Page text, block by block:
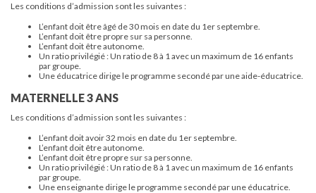
Les conditions d’admission sont les suivantes :
L’enfant doit être âgé de 30 mois en date du 1er septembre.
L’enfant doit être propre sur sa personne.
L’enfant doit être autonome.
Un ratio privilégié : Un ratio de 8 à 1 avec un maximum de 16 enfants
par groupe.
Une éducatrice dirige le programme secondé par une aide-éducatrice.
MATERNELLE 3 ANS
Les conditions d’admission sont les suivantes :
L’enfant doit avoir 32 mois en date du 1er septembre.
L’enfant doit être autonome.
L’enfant doit être propre sur sa personne.
Un ratio privilégié : Un ratio de 8 à 1 avec un maximum de 16 enfants
par groupe.
Une enseignante dirige le programme secondé par une éducatrice.